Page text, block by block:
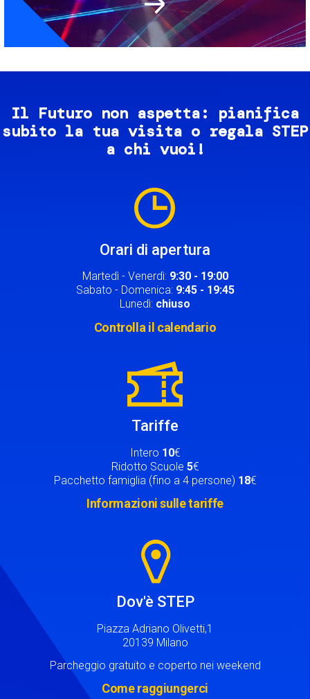
Il Futuro non aspetta: pianifica
subito la tua visita o regala STEP
a chi vuoi!
Orari di apertura
Martedì - Venerdì: 9:30 - 19:00
Sabato - Domenica: 9:45 - 19:45
Lunedì: chiuso
Controlla il calendario
Tariffe
Intero 10€
Ridotto Scuole 5€
Pacchetto famiglia (fino a 4 persone) 18€
Informazioni sulle tariffe
Dov'è STEP
Piazza Adriano Olivetti,1
20139 Milano
Parcheggio gratuito e coperto nei weekend
Come raggiungerci